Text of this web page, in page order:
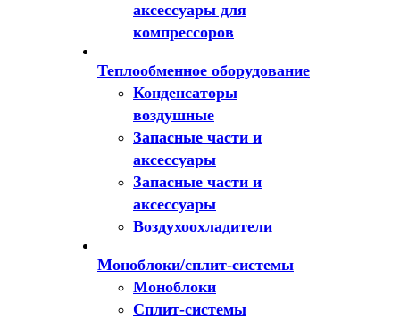
аксессуары для
компрессоров
Теплообменное оборудование
Конденсаторы
воздушные
Запасные части и
аксессуары
Запасные части и
аксессуары
Воздухоохладители
Моноблоки/сплит-системы
Моноблоки
Сплит-системы